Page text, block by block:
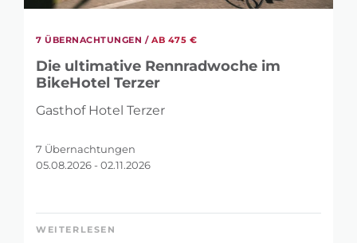
7 ÜBERNACHTUNGEN / AB 475 €
Die ultimative Rennradwoche im
BikeHotel Terzer
Gasthof Hotel Terzer
7 Übernachtungen
05.08.2026 - 02.11.2026
WEITERLESEN